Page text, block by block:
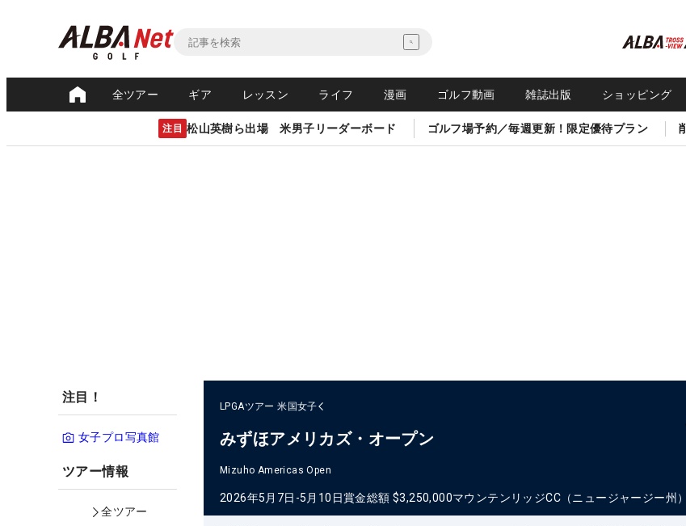
全ツアー ギア レッスン ライフ 漫画 ゴルフ動画 雑誌出版 ショッピング
注目 松山英樹ら出場 米男子リーダーボード ゴルフ場予約／毎週更新！限定優待プラン
注目！
女子プロ写真館
ツアー情報
全ツアー
LPGAツアー 米国女子
みずほアメリカズ・オープン
Mizuho Americas Open
2026年5月7日-5月10日賞金総額 $3,250,000マウンテンリッジCC（ニュージャージー州）